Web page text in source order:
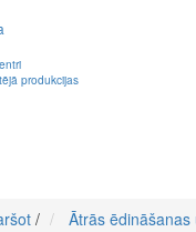
produkcijas
/ Ātrās ēdināšanas